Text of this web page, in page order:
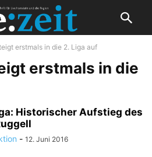
erstmals in die 2. Liga auf
erstmals in die
Historischer Aufstieg des
- 12. Juni 2016